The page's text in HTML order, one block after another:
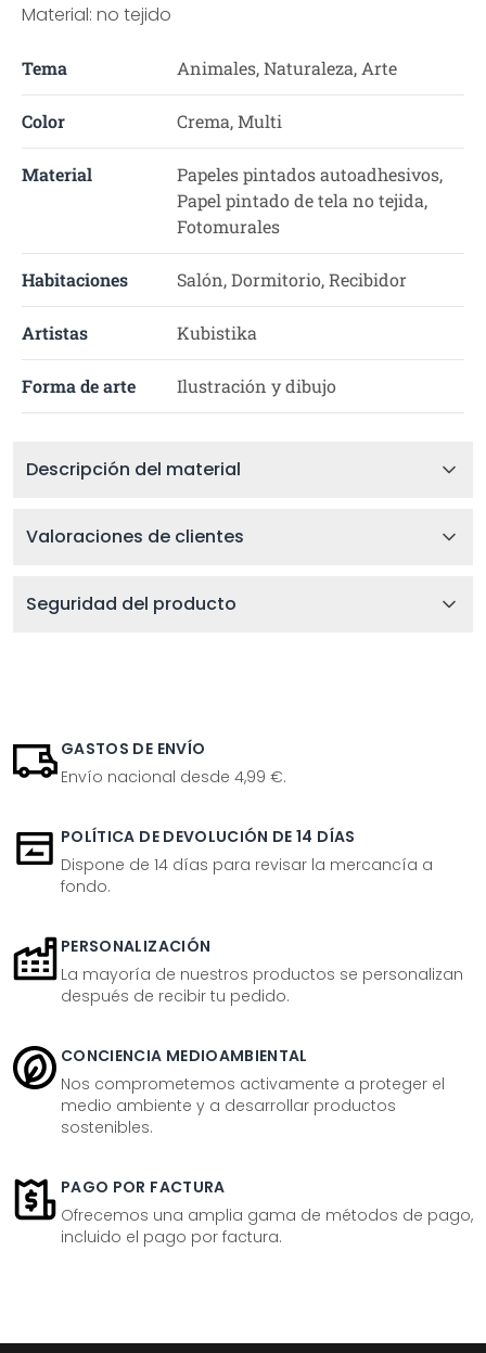
Material: no tejido
Tema Animales, Naturaleza, Arte
Color Crema, Multi
Material
Papeles pintados autoadhesivos,
Papel pintado de tela no tejida,
Fotomurales
Habitaciones Salón, Dormitorio, Recibidor
Artistas Kubistika
Forma de arte Ilustración y dibujo
Descripción del material
Valoraciones de clientes
Seguridad del producto
GASTOS DE ENVÍO
Envío nacional desde 4,99 €.
POLÍTICA DE DEVOLUCIÓN DE 14 DÍAS
Dispone de 14 días para revisar la mercancía a
fondo.
PERSONALIZACIÓN
La mayoría de nuestros productos se personalizan
después de recibir tu pedido.
CONCIENCIA MEDIOAMBIENTAL
Nos comprometemos activamente a proteger el
medio ambiente y a desarrollar productos
sostenibles.
PAGO POR FACTURA
Ofrecemos una amplia gama de métodos de pago,
incluido el pago por factura.